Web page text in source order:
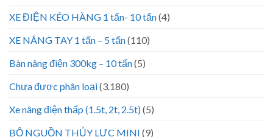
XE ĐIỆN KÉO HÀNG 1 tấn- 10 tấn(4)
XE NÂNG TAY 1 tấn – 5 tấn(110)
Bàn nâng điện 300kg – 10 tấn(5)
Chưa được phân loại(3.180)
Xe nâng điện thấp (1.5t, 2t, 2.5t)(5)
BỘ NGUỒN THỦY LỰC MINI (9)